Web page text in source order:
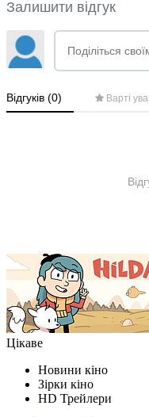
Цікаве
Новини кіно
Зірки кіно
HD Трейлери